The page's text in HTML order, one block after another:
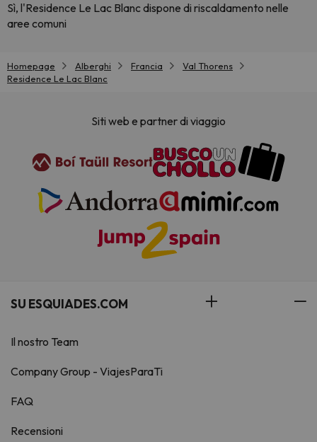
Sì, l'Residence Le Lac Blanc dispone di riscaldamento nelle
aree comuni
Homepage Alberghi Francia
Val Thorens
Residence Le Lac Blanc
Siti web e partner di viaggio
SU ESQUIADES.COM
Il nostro Team
Company Group - ViajesParaTi
FAQ
Recensioni